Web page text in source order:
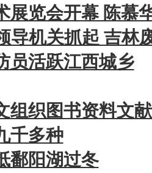
展览会开幕 陈
导机关抓起 吉林
员活跃江西城乡
组织图书资料文
千多种
鄱阳湖过冬